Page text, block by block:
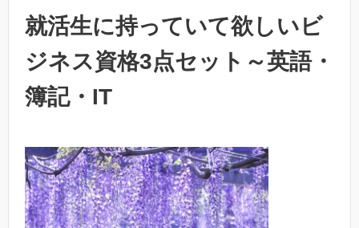
就活生に持っていて欲しいビ
ジネス資格3点セット～英語・
簿記・IT